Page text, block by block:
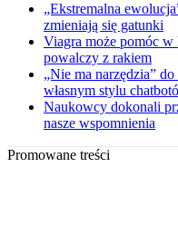
„Ekstremalna
zmieniają się gatunki
Viagra może pomóc
powalczy z rakiem
„Nie ma narzędzia”
własnym stylu
Naukowcy dokonali
nasze wspomnienia
Promowane treści